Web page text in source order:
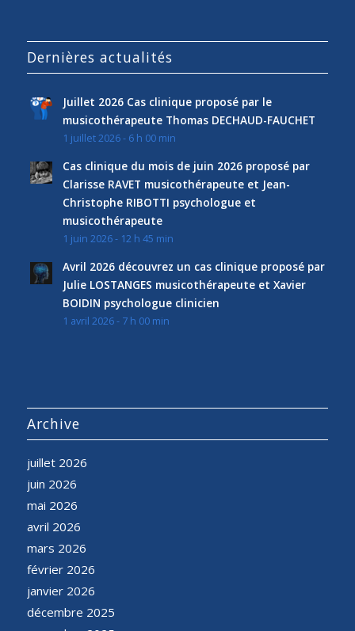
Dernières actualités
Juillet 2026 Cas clinique proposé par le
musicothérapeute Thomas DECHAUD-FAUCHET
1 juillet 2026 - 6 h 00 min
Cas clinique du mois de juin 2026 proposé par
Clarisse RAVET musicothérapeute et Jean-
Christophe RIBOTTI psychologue et
musicothérapeute
1 juin 2026 - 12 h 45 min
Avril 2026 découvrez un cas clinique proposé par
Julie LOSTANGES musicothérapeute et Xavier
BOIDIN psychologue clinicien
1 avril 2026 - 7 h 00 min
Archive
juillet 2026
juin 2026
mai 2026
avril 2026
mars 2026
février 2026
janvier 2026
décembre 2025